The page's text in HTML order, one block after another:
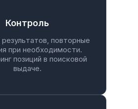
Контроль
повторные
при необходимости.
позиций в поисковой
выдаче.